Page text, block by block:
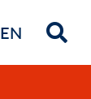
EN Briefly